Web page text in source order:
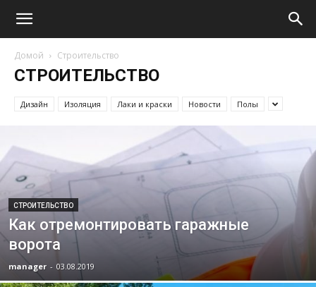
Домой Строительство
СТРОИТЕЛЬСТВО
Дизайн Изоляция Лаки и краски Новости Полы
СТРОИТЕЛЬСТВО
Как отремонтировать гаражные
ворота
manager - 03.08.2019